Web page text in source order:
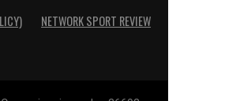
NETWORK SPORT REVIEW